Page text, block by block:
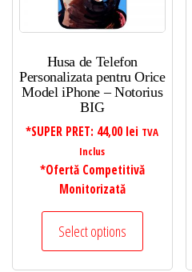
Husa de Telefon
Personalizata pentru Orice
Model iPhone – Notorius
BIG
*SUPER PRET: 44,00 lei TVA
Inclus
*Ofertă Competitivă
Monitorizată
Select options